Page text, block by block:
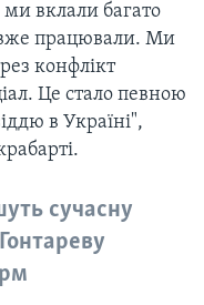
вклали багато
вже працювали. Ми
конфлікт
Це стало певною
в Україні",
сучасну